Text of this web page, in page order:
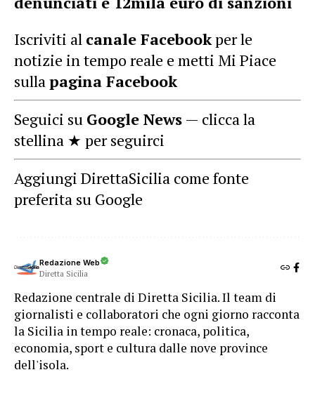
Iscriviti al canale Facebookper le
notizie in tempo reale e metti Mi Piace
sullapagina Facebook
Seguici su Google News — clicca la
stellina ★ per seguirci
Aggiungi DirettaSicilia come fonte
preferita su Google
Redazione Web
Diretta Sicilia
Redazione centrale di Diretta Sicilia. Il team di
giornalisti e collaboratori che ogni giorno racconta
la Sicilia in tempo reale: cronaca, politica,
economia, sport e cultura dalle nove province
dell'isola.